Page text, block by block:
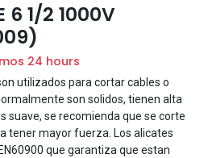
6 1/2 1000V
24 hours
utilizados para cortar cables o
son solidos, tienen alta
suave, se recomienda que se corte
tener mayor fuerza. Los alicates
que garantiza que estan